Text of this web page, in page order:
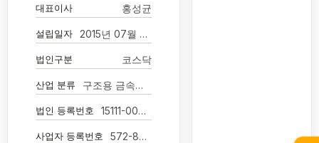
대표이사 홍성균
설립일자 2015년 07월 01일
법인구분 코스닥
산업 분류 구조용 금속제품 제조업
법인 등록번호 15111-0053458
사업자 등록번호 572-87-00151